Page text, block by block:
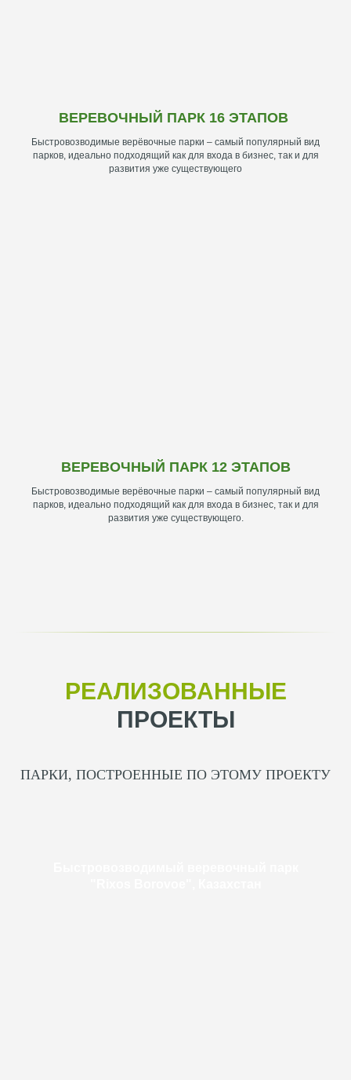
ВЕРЕВОЧНЫЙ ПАРК 16 ЭТАПОВ
Быстровозводимые верёвочные парки – самый популярный вид
парков, идеально подходящий как для входа в бизнес, так и для
развития уже существующего
ВЕРЕВОЧНЫЙ ПАРК 12 ЭТАПОВ
Быстровозводимые верёвочные парки – самый популярный вид
парков, идеально подходящий как для входа в бизнес, так и для
развития уже существующего.
РЕАЛИЗОВАННЫЕ
ПРОЕКТЫ
ПАРКИ, ПОСТРОЕННЫЕ ПО ЭТОМУ ПРОЕКТУ